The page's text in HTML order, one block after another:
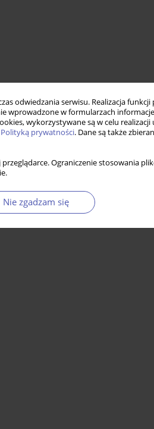
odwiedzania serwisu. Realizacja
wprowadzone w formularzach
wykorzystywane są w celu
Polityką prywatności. Dane są także
Ograniczenie stosowania
Nie zgadzam się